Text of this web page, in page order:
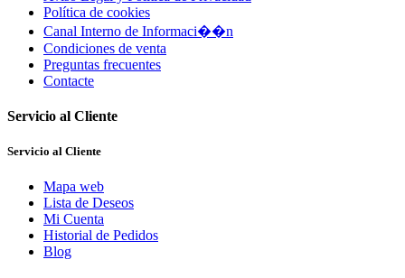
Política de cookies
Canal Interno de Informaci��n
Condiciones de venta
Preguntas frecuentes
Contacte
Servicio al Cliente
Servicio al Cliente
Mapa web
Lista de Deseos
Mi Cuenta
Historial de Pedidos
Blog